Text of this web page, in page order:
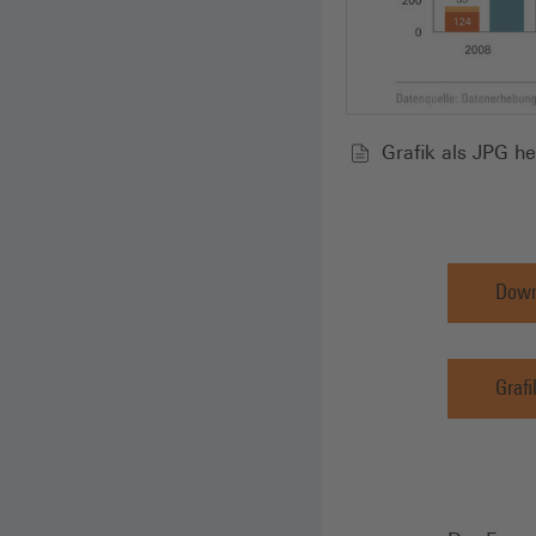
Grafik als JPG